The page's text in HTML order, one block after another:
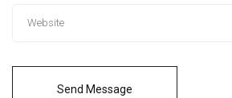
Send Message